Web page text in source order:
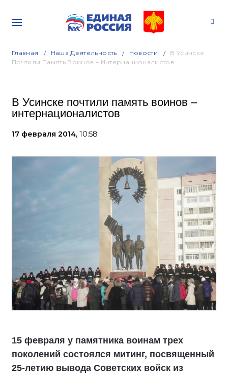
Главная Наша Деятельность Новости
В Усинске
Почтили Память Воинов – Интернационалистов
В Усинске почтили память воинов –
интернационалистов
17 февраля 2014, 10:58
15 февраля у памятника воинам трех
поколений состоялся митинг, посвященный
25-летию вывода Советских войск из